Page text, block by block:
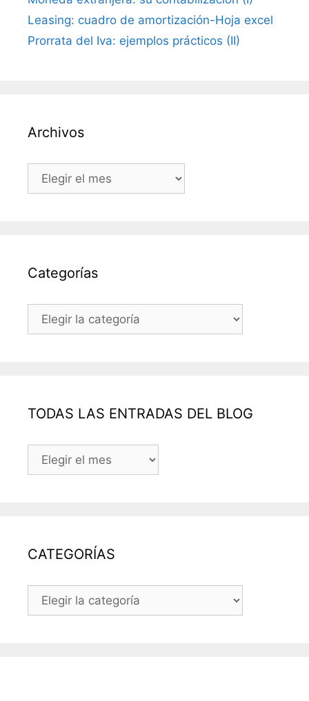
Leasing: cuadro de amortización-Hoja excel
Prorrata del Iva: ejemplos prácticos (II)
Archivos
Archivos
Categorías
Categorías
TODAS LAS ENTRADAS DEL BLOG
TODAS
CATEGORÍAS
CATEGORÍAS